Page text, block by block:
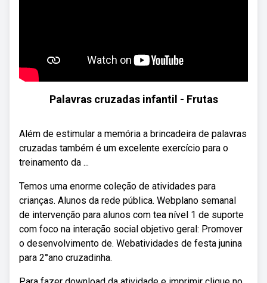
Palavras cruzadas infantil - Frutas
Além de estimular a memória a brincadeira de palavras
cruzadas também é um excelente exercício para o
treinamento da ...
Temos uma enorme coleção de atividades para
crianças. Alunos da rede pública. Webplano semanal
de intervenção para alunos com tea nível 1 de suporte
com foco na interação social objetivo geral: Promover
o desenvolvimento de. Webatividades de festa junina
para 2°ano cruzadinha.